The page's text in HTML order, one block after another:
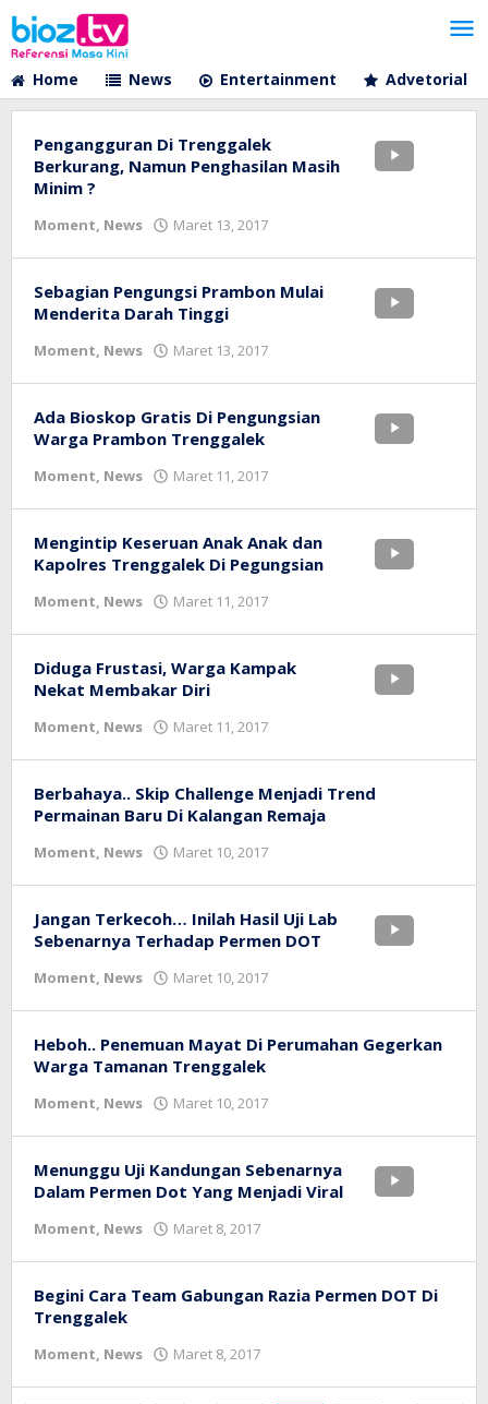
Lewati
ke
konten
Home
News Entertainment Advetorial
Pengangguran Di Trenggalek
Berkurang, Namun Penghasilan Masih
Minim ?
Moment, News Maret 13, 2017
tv
Sebagian Pengungsi Prambon Mulai
Menderita Darah Tinggi
Moment, News Maret 13, 2017
tv
Ada Bioskop Gratis Di Pengungsian
Warga Prambon Trenggalek
Moment, News Maret 11, 2017
tv
Mengintip Keseruan Anak Anak dan
Kapolres Trenggalek Di Pegungsian
Moment, News Maret 11, 2017
tv
Diduga Frustasi, Warga Kampak
Nekat Membakar Diri
Moment, News Maret 11, 2017
tv
Berbahaya.. Skip Challenge Menjadi Trend
Permainan Baru Di Kalangan Remaja
Moment, News Maret 10, 2017
tv
Jangan Terkecoh… Inilah Hasil Uji Lab
Sebenarnya Terhadap Permen DOT
Moment, News Maret 10, 2017
tv
Heboh.. Penemuan Mayat Di Perumahan Gegerkan
Warga Tamanan Trenggalek
Moment, News Maret 10, 2017
tv
Menunggu Uji Kandungan Sebenarnya
Dalam Permen Dot Yang Menjadi Viral
Moment, News Maret 8, 2017
tv
Begini Cara Team Gabungan Razia Permen DOT Di
Trenggalek
Moment, News Maret 8, 2017
tv